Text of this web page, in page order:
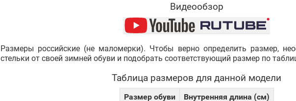
Видеообзор
Размеры российские (не маломерки). Чтобы верно определить размер,
стельки от своей зимней обуви и подобрать соответствующий размер по
Таблица размеров для данной модели
Размер обуви
Внутренняя длина (см)